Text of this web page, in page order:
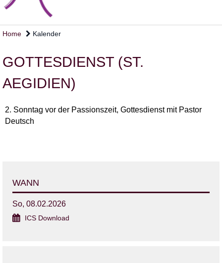
Home Kalender
GOTTESDIENST (ST.
AEGIDIEN)
2. Sonntag vor der Passionszeit, Gottesdienst mit Pastor
Deutsch
WANN
So, 08.02.2026
ICS Download